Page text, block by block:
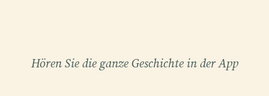
Hören Sie die ganze Geschichte in der App